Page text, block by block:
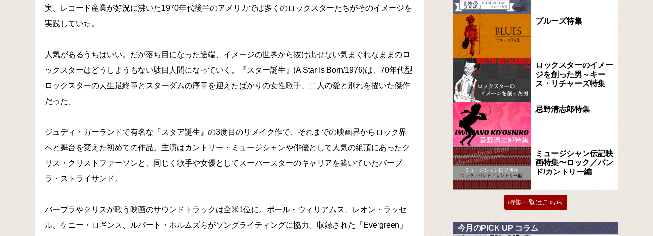
実、レコード産業が好況に沸いた1970年代後半のアメリカでは多くのロックスターたちがそのイメージを
実践していた。
人気があるうちはいい。だが落ち目になった途端、イメージの世界から抜け出せない気まぐれなままのロ
ックスターはどうしようもない駄目人間になっていく。『スター誕生』(A Star Is Born/1976)は、70年代型
ロックスターの人生最終章とスターダムの序章を迎えたばかりの女性歌手、二人の愛と別れを描いた傑作
だった。
ジュディ・ガーランドで有名な『スタア誕生』の3度目のリメイク作で、それまでの映画界からロック界
へと舞台を変えた初めての作品。主演はカントリー・ミュージシャンや俳優として人気の絶頂にあったク
リス・クリストファーソンと、同じく歌手や女優としてスーパースターのキャリアを築いていたバーブ
ラ・ストライサンド。
バーブラやクリスが歌う映画のサウンドトラックは全米1位に。ポール・ウィリアムス、レオン・ラッセ
ル、ケニー・ロギンス、ルパート・ホルムズらがソングライティングに協力。収録された「Evergreen」
ブルーズ特集
ロックスターのイメー
ジを創った男～キー
ス・リチャーズ特集
忌野清志郎特集
ミュージシャン伝記映
画特集〜ロック／バン
ド/カントリー編
特集一覧はこちら
今月のPICK UP コラム